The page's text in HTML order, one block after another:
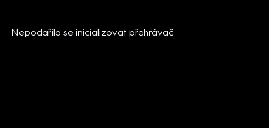
Nepodařilo se inicializovat přehrávač